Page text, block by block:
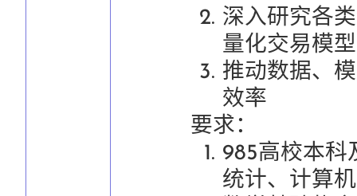
深入研究各
量化交易模
推动数据、
效率
要求：
985高校本科
统计、计算